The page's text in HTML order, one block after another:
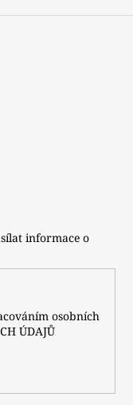
informace o
osobních
ÚDAJŮ